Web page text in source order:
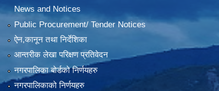
News and Notices
Public Procurement/ Tender Notices
ऐन,कानून तथा निर्देशिका
आन्तरीक लेखा परिक्षण प्रतिवेदन
नगरपालिका बोर्डको निर्णयहरु
नगरपालिकाको निर्णयहरु